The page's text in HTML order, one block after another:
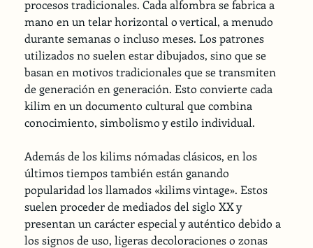
procesos tradicionales. Cada alfombra se fabrica a
mano en un telar horizontal o vertical, a menudo
durante semanas o incluso meses. Los patrones
utilizados no suelen estar dibujados, sino que se
basan en motivos tradicionales que se transmiten
de generación en generación. Esto convierte cada
kilim en un documento cultural que combina
conocimiento, simbolismo y estilo individual.
Además de los kilims nómadas clásicos, en los
últimos tiempos también están ganando
popularidad los llamados «kilims vintage». Estos
suelen proceder de mediados del siglo XX y
presentan un carácter especial y auténtico debido a
los signos de uso, ligeras decoloraciones o zonas